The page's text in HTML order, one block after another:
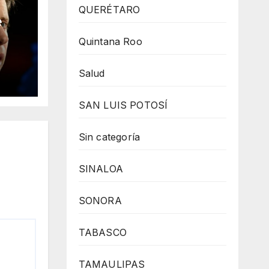
QUERÉTARO
Quintana Roo
Salud
SAN LUIS POTOSÍ
Sin categoría
SINALOA
SONORA
TABASCO
TAMAULIPAS